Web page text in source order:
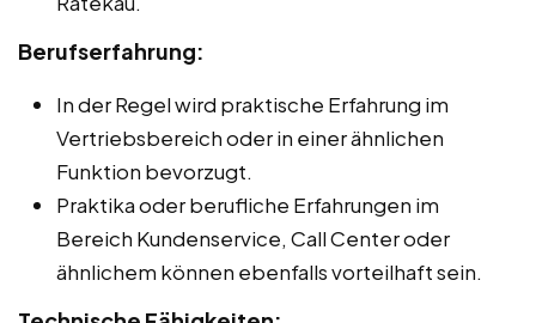
Berufserfahrung:
In der Regel wird praktische Erfahrung im
Vertriebsbereich oder in einer ähnlichen
Funktion bevorzugt.
Praktika oder berufliche Erfahrungen im
Bereich Kundenservice, Call Center oder
ähnlichem können ebenfalls vorteilhaft sein.